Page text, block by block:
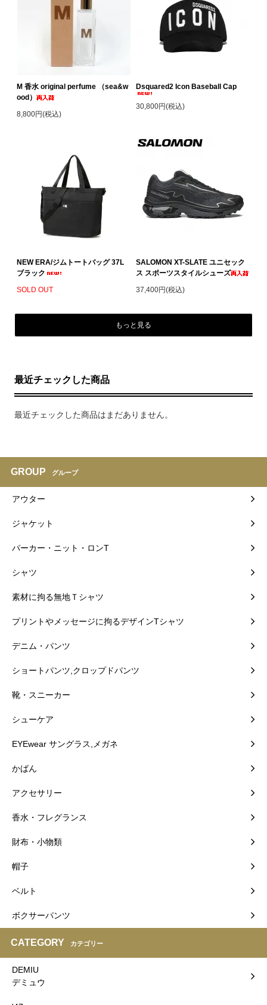
M 香水 original perfume （sea&w
ood）
8,800円(税込)
Dsquared2 Icon Baseball Cap
30,800円(税込)
NEW ERA/ジムトートバッグ 37L
ブラック
SOLD OUT
SALOMON XT-SLATE ユニセック
ス スポーツスタイルシューズ
37,400円(税込)
もっと見る
最近チェックした商品
最近チェックした商品はまだありません。
GROUP グループ
アウター
ジャケット
パーカー・ニット・ロンT
シャツ
素材に拘る無地Ｔシャツ
プリントやメッセージに拘るデザインTシャツ
デニム・パンツ
ショートパンツ,クロップドパンツ
靴・スニーカー
シューケア
EYEwear サングラス,メガネ
かばん
アクセサリー
香水・フレグランス
財布・小物類
帽子
ベルト
ボクサーパンツ
CATEGORY カテゴリー
DEMIU
デミュウ